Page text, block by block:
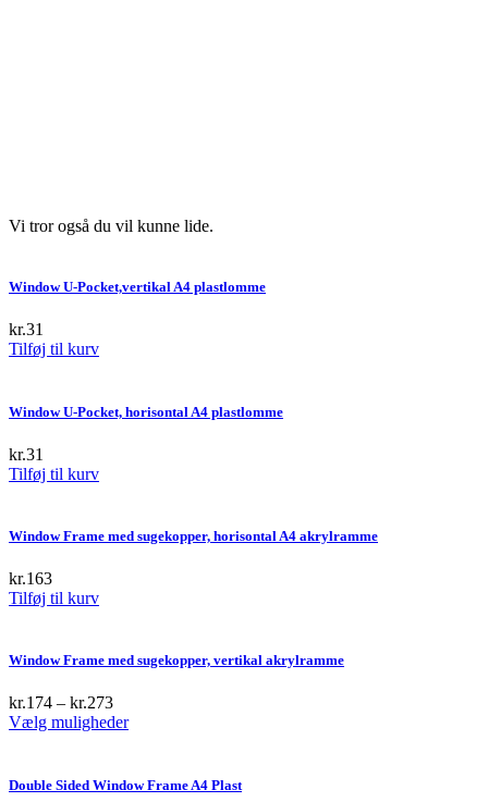
Vi tror også du vil kunne lide.
Window U-Pocket,vertikal A4 plastlomme
kr.31
Tilføj til kurv
Window U-Pocket, horisontal A4 plastlomme
kr.31
Tilføj til kurv
Window Frame med sugekopper, horisontal A4 akrylramme
kr.163
Tilføj til kurv
Window Frame med sugekopper, vertikal akrylramme
kr.174 – kr.273
Vælg mulighederThis
multiple
Double Sided Window Frame A4 Plast